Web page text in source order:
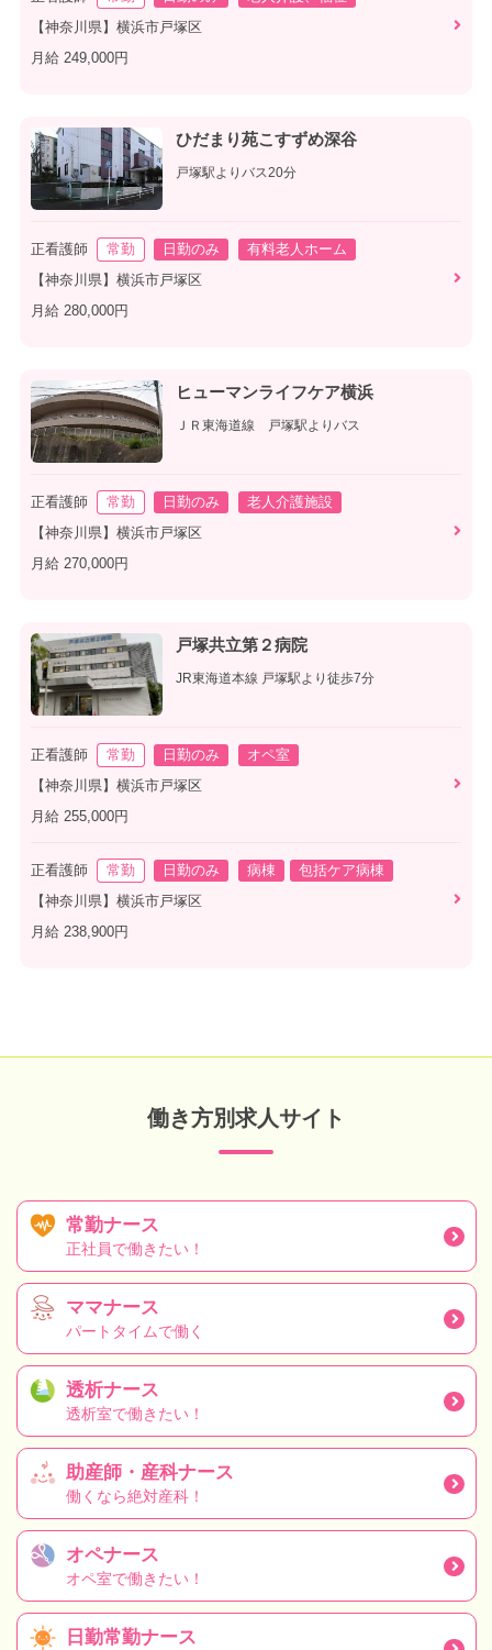
【神奈川県】横浜市戸塚区
月給 249,000円
ひだまり苑こすずめ深谷
戸塚駅よりバス20分
正看護師 常勤 日勤のみ
有料老人ホーム
【神奈川県】横浜市戸塚区
月給 280,000円
ヒューマンライフケア横浜
ＪＲ東海道線 戸塚駅よりバス
正看護師 常勤 日勤のみ
老人介護施設
【神奈川県】横浜市戸塚区
月給 270,000円
戸塚共立第２病院
JR東海道本線 戸塚駅より徒歩7分
正看護師 常勤 日勤のみ
オペ室
【神奈川県】横浜市戸塚区
月給 255,000円
正看護師 常勤 日勤のみ 病棟
包括ケア病棟
【神奈川県】横浜市戸塚区
月給 238,900円
働き方別求人サイト
常勤ナース
正社員で働きたい！
ママナース
パートタイムで働く
透析ナース
透析室で働きたい！
助産師・産科ナース
働くなら絶対産科！
オペナース
オペ室で働きたい！
日勤常勤ナース